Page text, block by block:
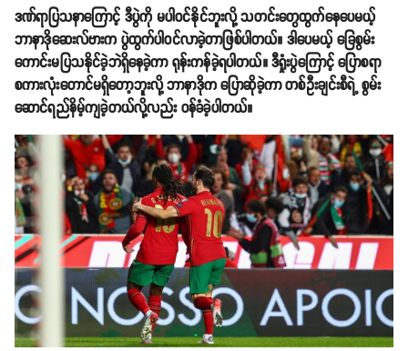
ဒဏ်ရာပြသနာကြောင့် ဒီပွဲကို မပါဝင်နိုင်ဘူးလို့ သတင်းတွေထွက်နေပေမယ့်
ဘာနာဒိုဆေးလ်ဗားက ပွဲထွက်ပါဝင်လာခဲ့တာဖြစ်ပါတယ်။ ဒါပေမယ့် ခြေစွမ်း
ကောင်းမပြသနိုင်ခဲ့ဘဲရှိနေခဲ့ကာ ရုန်းကန်ခဲ့ရပါတယ်။ ဒီရှုံးပွဲကြောင့် ပြောစရာ
စကားလုံးတောင်မရှိတော့ဘူးလို့ ဘာနာဒိုက ပြောဆိုခဲ့ကာ တစ်ဦးချင်းစီရဲ့ စွမ်း
ဆောင်ရည်နိမ့်ကျခဲ့တယ်လို့လည်း ဝန်ခံခဲ့ပါတယ်။